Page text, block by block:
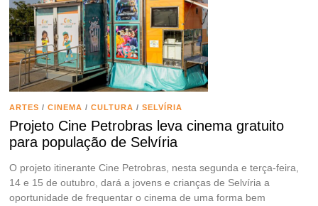
ARTES / CINEMA / CULTURA / SELVÍRIA
Projeto Cine Petrobras leva cinema gratuito
para população de Selvíria
O projeto itinerante Cine Petrobras, nesta segunda e terça-feira,
14 e 15 de outubro, dará a jovens e crianças de Selvíria a
oportunidade de frequentar o cinema de uma forma bem